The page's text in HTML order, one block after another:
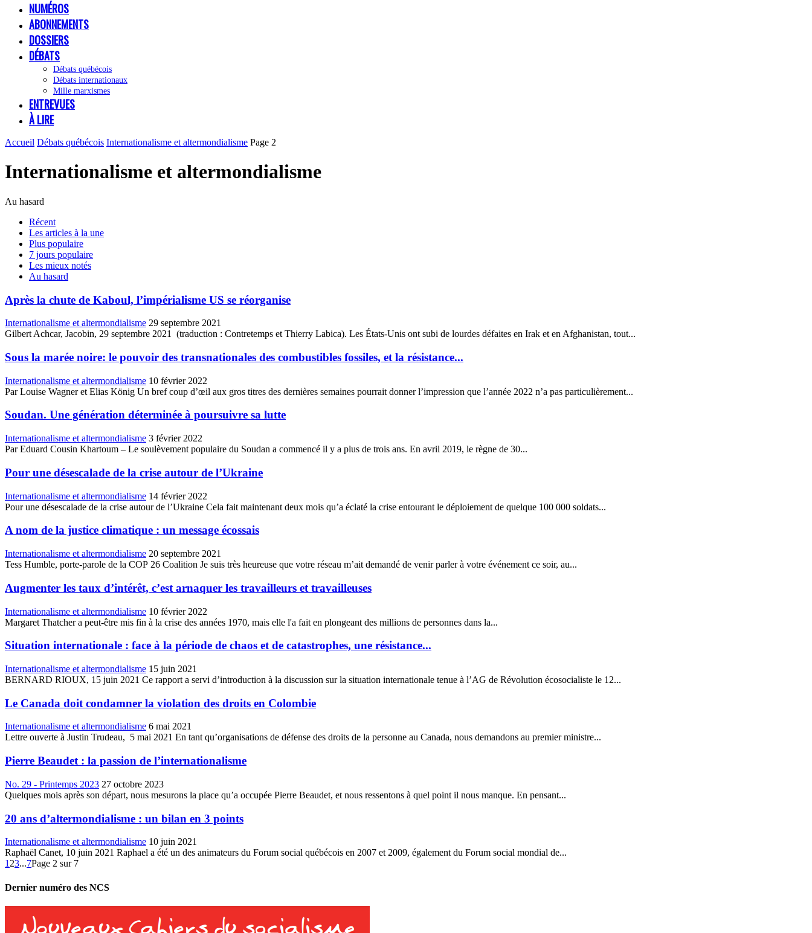
NUMÉROS
ABONNEMENTS
DOSSIERS
DÉBATS
Débats québécois
Débats internationaux
Mille marxismes
ENTREVUES
À LIRE
Accueil Débats québécois Internationalisme et altermondialisme Page 2
Internationalisme et altermondialisme
Au hasard
Récent
Les articles à la une
Plus populaire
7 jours populaire
Les mieux notés
Au hasard
Après la chute de Kaboul, l’impérialisme US se réorganise
Internationalisme et altermondialisme 29 septembre 2021
Gilbert Achcar, Jacobin, 29 septembre 2021 (traduction : Contretemps et Thierry Labica). Les États-Unis ont subi de lourdes défaites en Irak et en Afghanistan, tout...
Sous la marée noire: le pouvoir des transnationales des combustibles fossiles, et la résistance...
Internationalisme et altermondialisme 10 février 2022
Par Louise Wagner et Elias König Un bref coup d’œil aux gros titres des dernières semaines pourrait donner l’impression que l’année 2022 n’a pas particulièrement...
Soudan. Une génération déterminée à poursuivre sa lutte
Internationalisme et altermondialisme 3 février 2022
Par Eduard Cousin Khartoum – Le soulèvement populaire du Soudan a commencé il y a plus de trois ans. En avril 2019, le règne de 30...
Pour une désescalade de la crise autour de l’Ukraine
Internationalisme et altermondialisme 14 février 2022
Pour une désescalade de la crise autour de l’Ukraine Cela fait maintenant deux mois qu’a éclaté la crise entourant le déploiement de quelque 100 000 soldats...
A nom de la justice climatique : un message écossais
Internationalisme et altermondialisme 20 septembre 2021
Tess Humble, porte-parole de la COP 26 Coalition Je suis très heureuse que votre réseau m’ait demandé de venir parler à votre événement ce soir, au...
Augmenter les taux d’intérêt, c’est arnaquer les travailleurs et travailleuses
Internationalisme et altermondialisme 10 février 2022
Margaret Thatcher a peut-être mis fin à la crise des années 1970, mais elle l'a fait en plongeant des millions de personnes dans la...
Situation internationale : face à la période de chaos et de catastrophes, une résistance...
Internationalisme et altermondialisme 15 juin 2021
BERNARD RIOUX, 15 juin 2021 Ce rapport a servi d’introduction à la discussion sur la situation internationale tenue à l’AG de Révolution écosocialiste le 12...
Le Canada doit condamner la violation des droits en Colombie
Internationalisme et altermondialisme 6 mai 2021
Lettre ouverte à Justin Trudeau, 5 mai 2021 En tant qu’organisations de défense des droits de la personne au Canada, nous demandons au premier ministre...
Pierre Beaudet : la passion de l’internationalisme
No. 29 - Printemps 2023 27 octobre 2023
Quelques mois après son départ, nous mesurons la place qu’a occupée Pierre Beaudet, et nous ressentons à quel point il nous manque. En pensant...
20 ans d’altermondialisme : un bilan en 3 points
Internationalisme et altermondialisme 10 juin 2021
Raphaël Canet, 10 juin 2021 Raphael a été un des animateurs du Forum social québécois en 2007 et 2009, également du Forum social mondial de...
1 23...7Page 2 sur 7
Dernier numéro des NCS